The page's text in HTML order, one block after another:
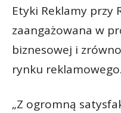
Etyki Reklamy przy
zaangażowana w
biznesowej i
rynku reklamowego.
„Z ogromną